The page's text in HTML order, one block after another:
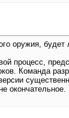
оружия, будет
процесс,
Команда